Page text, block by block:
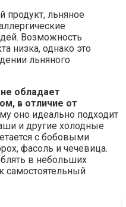
продукт, льняное
Возможность
низка, однако это
льняного
обладает
в отличие от
оно идеально подходит
и другие холодные
с бобовыми
фасоль и чечевица.
в небольших
самостоятельный